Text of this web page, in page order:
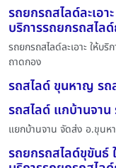
รถยกรถสไลด์ละเอ
บริการรถยกรถสไล
รถยกรถสไลด์ละเอาะ ให้บ
ถาดกอง
รถสไลด์ ขุนหาญ รถ
รถสไลด์ แกบ้านจา
แยกบ้านจาน จัดส่ง อ.ขุน
รถยกรถสไลด์ขุขันธ์